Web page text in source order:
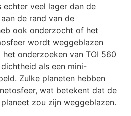
echter veel lager dan de
de rand van de
ook onderzocht of het
wordt weggeblazen
onderzoeken van TOI 560
als een mini-
Zulke planeten hebben
wat betekent dat de
zou zijn weggeblazen.